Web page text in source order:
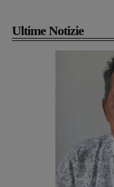
Ultime Notizie